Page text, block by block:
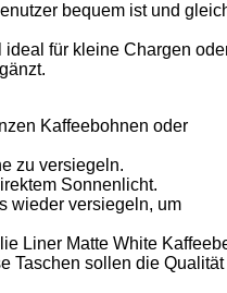
bequem ist und
für kleine Chargen
Kaffeebohnen oder
zu versiegeln.
Sonnenlicht.
wieder versiegeln, um
Liner Matte White
Taschen sollen die Qualität